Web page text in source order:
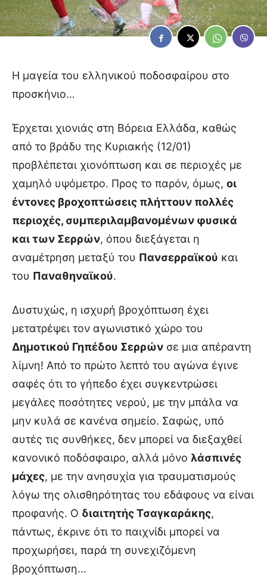
Η μαγεία του ελληνικού ποδοσφαίρου στο
προσκήνιο…
Έρχεται χιονιάς στη Βόρεια Ελλάδα, καθώς
από το βράδυ της Κυριακής (12/01)
προβλέπεται χιονόπτωση και σε περιοχές με
χαμηλό υψόμετρο. Προς το παρόν, όμως, οι
έντονες βροχοπτώσεις πλήττουν πολλές
περιοχές, συμπεριλαμβανομένων φυσικά
και των Σερρών, όπου διεξάγεται η
αναμέτρηση μεταξύ του Πανσερραϊκού και
του Παναθηναϊκού.
Δυστυχώς, η ισχυρή βροχόπτωση έχει
μετατρέψει τον αγωνιστικό χώρο του
Δημοτικού Γηπέδου Σερρών σε μια απέραντη
λίμνη! Από το πρώτο λεπτό του αγώνα έγινε
σαφές ότι το γήπεδο έχει συγκεντρώσει
μεγάλες ποσότητες νερού, με την μπάλα να
μην κυλά σε κανένα σημείο. Σαφώς, υπό
αυτές τις συνθήκες, δεν μπορεί να διεξαχθεί
κανονικό ποδόσφαιρο, αλλά μόνο λάσπινές
μάχες, με την ανησυχία για τραυματισμούς
λόγω της ολισθηρότητας του εδάφους να είναι
προφανής. Ο διαιτητής Τσαγκαράκης,
πάντως, έκρινε ότι το παιχνίδι μπορεί να
προχωρήσει, παρά τη συνεχιζόμενη
βροχόπτωση…